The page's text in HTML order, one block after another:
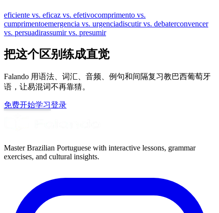
eficiente vs. eficaz vs. efetivocomprimento vs.
cumprimentoemergencia vs. urgenciadiscutir vs. debaterconvencer
vs. persuadirassumir vs. presumir
把这个区别练成直觉
Falando 用语法、词汇、音频、例句和间隔复习教巴西葡萄牙
语，让易混词不再靠猜。
免费开始学习登录
Master Brazilian Portuguese with interactive lessons, grammar
exercises, and cultural insights.